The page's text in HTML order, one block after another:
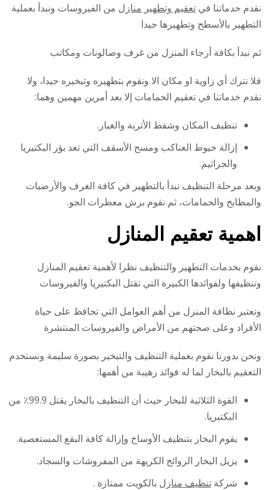
نقدم خدماتنا فيتعقيم وتطهير منازل من الفيروسات ونبدأ بعملية
التطهير بالأسطح وتطهيرها جيدا
ثم نبدأ بكافة أرجاء المنزل من غرف وصالونات ومكاتب
فلا نترك أي زاوية او مكان الا ونقوم بتطهيره وتبخيره جيدا، ولا
نقدم خدماتنا في تعقيم الحمامات إلا بعد أمرين مهمين وهما:
تنظيف المكان وشفط الأتربة والغبار.
إزالة خيوط العناكب ومسح الأسقف التي تعد بؤر البكتيريا
والجراثيم.
وبعد مرحلة التنظيف نبدأ بالتطهير في كافة الغرف والأرضيات
والمطابخ والحمامات، ثم نقوم برش معطرات الجو.
اهمية تعقيم المنازل
نقوم بخدمات التطهير والتنظيف نظرا لأهمية تعقيم المنازل
وتنظيفها ولفوائدها الكبيرة التي تقتل البكتيريا والفيروسات
وتعتبر نظافة المنزل من أهم العوامل التي تحافظ على حياة
الأفراد وعلى صحتهم من الأمراض والفيروسات المنتشرة
ونحن بدورنا نقوم بعملية التنظيف والتبخير بصورة سليمة ونستخدم
التعقيم بالبخار لما له فوائد رهيبة من أهمها:
القوة الثلاثية للبخار حيث أن التنظيف بالبخار يقتل 99.9٪ من
البكتيريا.
يقوم البخار بتنظيف الأوساخ وإزالة كافة البقع المستعصية.
يزيل البخار الروائح الكريهة من المفروشات والسجاد.
شركةتنظيف منازل بالكويت ممتازة .